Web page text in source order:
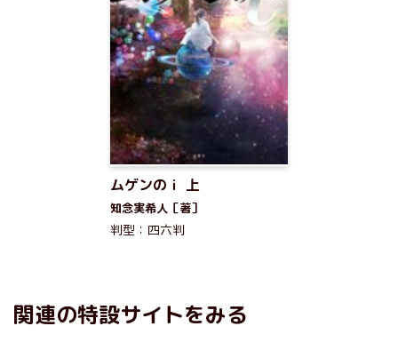
ムゲンのｉ 上
知念実希人［著］
判型：四六判
関連の特設サイトをみる